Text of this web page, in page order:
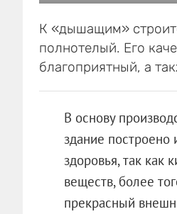
К «дышащим»
полнотелый. Его
благоприятный, а
В основу
здание построено
здоровья, так как
веществ, более
прекрасный